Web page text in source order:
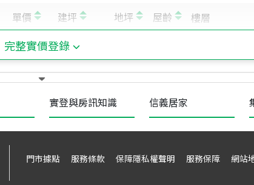
完整實價登錄
實登與房訊知識 信義居家
門市據點 服務條款 保障隱私權聲明 服務保障 網站